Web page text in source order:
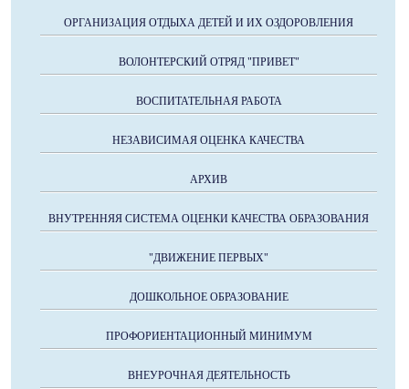
ОРГАНИЗАЦИЯ ОТДЫХА ДЕТЕЙ И ИХ ОЗДОРОВЛЕНИЯ
ВОЛОНТЕРСКИЙ ОТРЯД "ПРИВЕТ"
ВОСПИТАТЕЛЬНАЯ РАБОТА
НЕЗАВИСИМАЯ ОЦЕНКА КАЧЕСТВА
АРХИВ
ВНУТРЕННЯЯ СИСТЕМА ОЦЕНКИ КАЧЕСТВА ОБРАЗОВАНИЯ
"ДВИЖЕНИЕ ПЕРВЫХ"
ДОШКОЛЬНОЕ ОБРАЗОВАНИЕ
ПРОФОРИЕНТАЦИОННЫЙ МИНИМУМ
ВНЕУРОЧНАЯ ДЕЯТЕЛЬНОСТЬ